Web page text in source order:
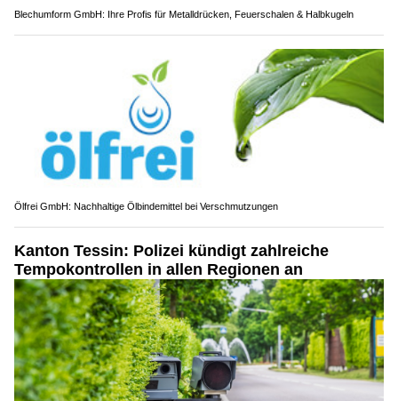
Blechumform GmbH: Ihre Profis für Metalldrücken, Feuerschalen & Halbkugeln
Ölfrei GmbH: Nachhaltige Ölbindemittel bei Verschmutzungen
Kanton Tessin: Polizei kündigt zahlreiche
Tempokontrollen in allen Regionen an